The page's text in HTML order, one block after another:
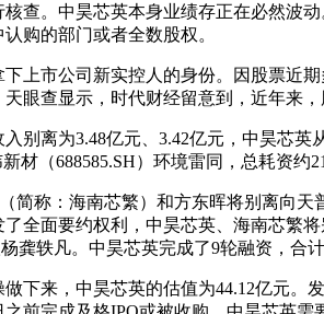
查。中昊芯英本身业绩存正在必然波
购的部门或者全数股权。
市公司新实控人的身份。因股票近期
眼查显示，时代财经留意到，近年来
离为3.48亿元、3.42亿元，中昊芯英
（688585.SH）环境雷同，总耗资约
：海南芯繁）和方东晖将别离向天
全面要约权利，中昊芯英、海南芯繁
龚轶凡。中昊芯英完成了9轮融资，合
来，中昊芯英的估值为44.12亿元。